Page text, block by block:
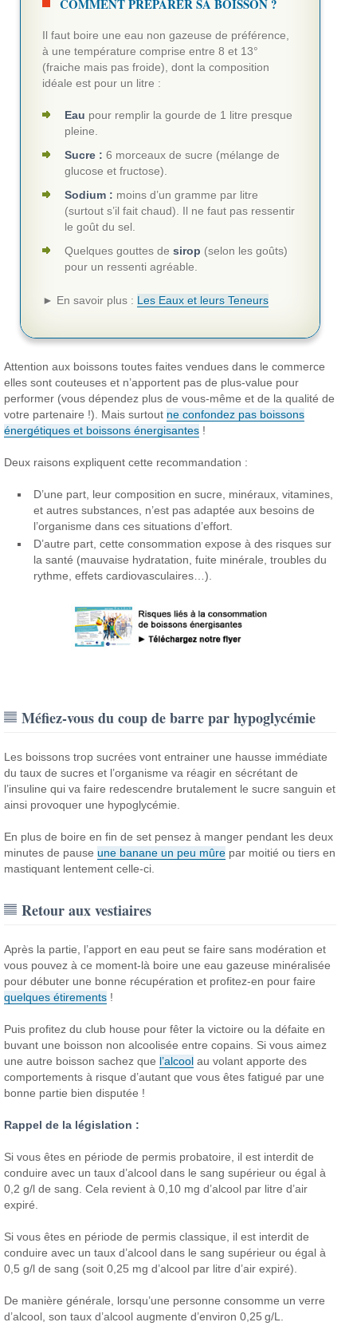
COMMENT PRÉPARER SA BOISSON ?
Il faut boire une eau non gazeuse de préférence,
à une température comprise entre 8 et 13°
(fraiche mais pas froide), dont la composition
idéale est pour un litre :
Eau pour remplir la gourde de 1 litre presque
pleine.
Sucre : 6 morceaux de sucre (mélange de
glucose et fructose).
Sodium : moins d’un gramme par litre
(surtout s’il fait chaud). Il ne faut pas ressentir
le goût du sel.
Quelques gouttes desirop (selon les goûts)
pour un ressenti agréable.
► En savoir plus : Les Eaux et leurs Teneurs
Attention aux boissons toutes faites vendues dans le commerce
elles sont couteuses et n’apportent pas de plus-value pour
performer (vous dépendez plus de vous-même et de la qualité de
votre partenaire !). Mais surtout ne confondez pas boissons
énergétiques et boissons énergisantes !
Deux raisons expliquent cette recommandation :
D’une part, leur composition en sucre, minéraux, vitamines,
et autres substances, n’est pas adaptée aux besoins de
l’organisme dans ces situations d’effort.
D’autre part, cette consommation expose à des risques sur
la santé (mauvaise hydratation, fuite minérale, troubles du
rythme, effets cardiovasculaires…).
Méfiez-vous du coup de barre par hypoglycémie
Les boissons trop sucrées vont entrainer une hausse immédiate
du taux de sucres et l’organisme va réagir en sécrétant de
l’insuline qui va faire redescendre brutalement le sucre sanguin et
ainsi provoquer une hypoglycémie.
En plus de boire en fin de set pensez à manger pendant les deux
minutes de pause une banane un peu mûre par moitié ou tiers en
mastiquant lentement celle-ci.
Retour aux vestiaires
Après la partie, l’apport en eau peut se faire sans modération et
vous pouvez à ce moment-là boire une eau gazeuse minéralisée
pour débuter une bonne récupération et profitez-en pour faire
quelques étirements !
Puis profitez du club house pour fêter la victoire ou la défaite en
buvant une boisson non alcoolisée entre copains. Si vous aimez
une autre boisson sachez que l’alcool au volant apporte des
comportements à risque d’autant que vous êtes fatigué par une
bonne partie bien disputée !
Rappel de la législation :
Si vous êtes en période de permis probatoire, il est interdit de
conduire avec un taux d’alcool dans le sang supérieur ou égal à
0,2 g/l de sang. Cela revient à 0,10 mg d’alcool par litre d’air
expiré.
Si vous êtes en période de permis classique, il est interdit de
conduire avec un taux d’alcool dans le sang supérieur ou égal à
0,5 g/l de sang (soit 0,25 mg d’alcool par litre d’air expiré).
De manière générale, lorsqu’une personne consomme un verre
d’alcool, son taux d’alcool augmente d’environ 0,25 g/L.